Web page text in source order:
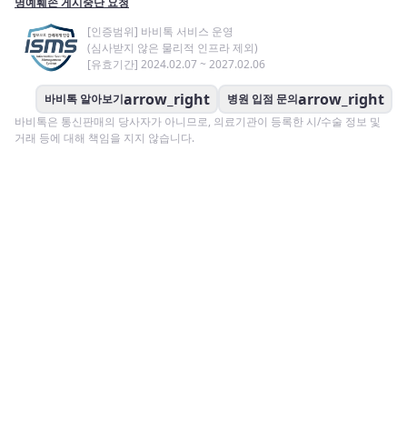
[인증범위] 바비톡 서비스 운영
(심사받지 않은 물리적 인프라 제외)
[유효기간] 2024.02.07 ~ 2027.02.06
바비톡 알아보기arrow_right 병원 입점 문의arrow_right
바비톡은 통신판매의 당사자가 아니므로, 의료기관이 등록한 시/수술 정보 및
거래 등에 대해 책임을 지지 않습니다.